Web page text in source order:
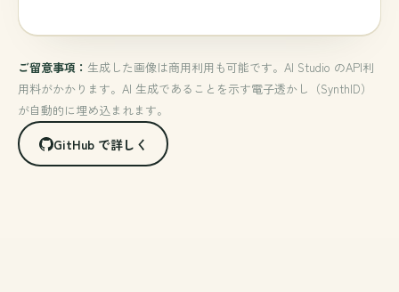
ご留意事項： 生成した画像は商用利用も可能です。AI Studio のAPI利
用料がかかります。AI 生成であることを示す電子透かし（SynthID）
が自動的に埋め込まれます。
GitHub で詳しく